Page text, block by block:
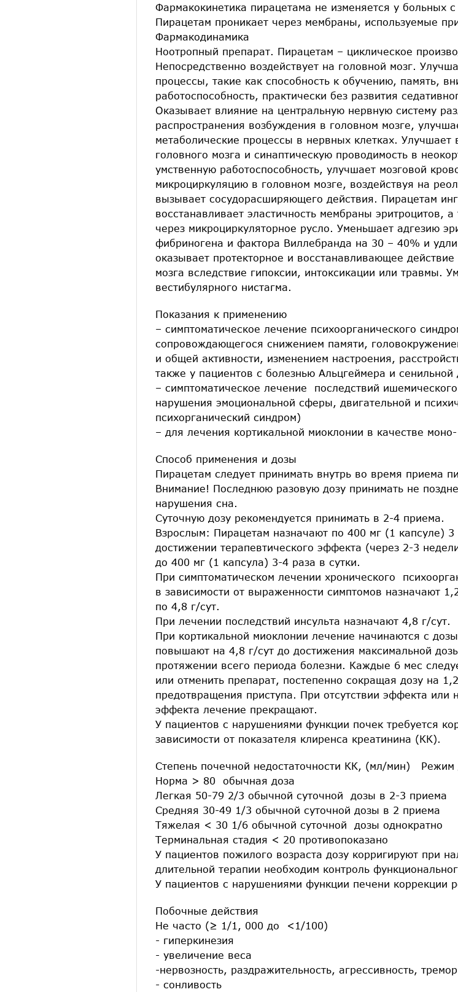
Фармакокинетика пирацетама не изменяется у больных
Пирацетам проникает через мембраны, используемые
Фармакодинамика
Ноотропный препарат. Пирацетам – циклическое
Непосредственно воздействует на головной мозг.
процессы, такие как способность к обучению, память,
работоспособность, практически без развития
Оказывает влияние на центральную нервную систему
распространения возбуждения в головном мозге,
метаболические процессы в нервных клетках.
головного мозга и синаптическую проводимость в
умственную работоспособность, улучшает мозговой
микроциркуляцию в головном мозге, воздействуя на
вызывает сосудорасширяющего действия. Пирацетам
восстанавливает эластичность мембраны эритроцитов,
через микроциркуляторное русло. Уменьшает адгезию
фибриногена и фактора Виллебранда на 30 – 40% и
оказывает протекторное и восстанавливающее
мозга вследствие гипоксии, интоксикации или травмы.
вестибулярного нистагма.
Показания к применению
– симптоматическое лечение психоорганического
сопровождающегося снижением памяти,
и общей активности, изменением настроения,
также у пациентов с болезнью Альцгеймера и
– симптоматическое лечение последствий
нарушения эмоциональной сферы, двигательной и
психорганический синдром)
– для лечения кортикальной миоклонии в качестве
Способ применения и дозы
Пирацетам следует принимать внутрь во время приема
Внимание! Последнюю разовую дозу принимать не
нарушения сна.
Суточную дозу рекомендуется принимать в 2-4 приема.
Взрослым: Пирацетам назначают по 400 мг (1 капсуле)
достижении терапевтического эффекта (через 2-3
до 400 мг (1 капсула) 3-4 раза в сутки.
При симптоматическом лечении хронического
в зависимости от выраженности симптомов назначают
по 4,8 г/сут.
При лечении последствий инсульта назначают 4,8 г/сут.
При кортикальной миоклонии лечение начинаются с
повышают на 4,8 г/сут до достижения максимальной
протяжении всего периода болезни. Каждые 6 мес
или отменить препарат, постепенно сокращая дозу на
предотвращения приступа. При отсутствии эффекта или
эффекта лечение прекращают.
У пациентов с нарушениями функции почек требуется
зависимости от показателя клиренса креатинина (КК).
Степень почечной недостаточности КК, (мл/мин) Режим
Норма > 80 обычная доза
Легкая 50-79 2/3 обычной суточной дозы в 2-3 приема
Средняя 30-49 1/3 обычной суточной дозы в 2 приема
Тяжелая < 30 1/6 обычной суточной дозы однократно
Терминальная стадия < 20 противопоказано
У пациентов пожилого возраста дозу корригируют при
длительной терапии необходим контроль
У пациентов с нарушениями функции печени коррекции
Побочные действия
Не часто (≥ 1/1, 000 до <1/100)
- гиперкинезия
- увеличение веса
-нервозность, раздражительность, агрессивность, тремор
- сонливость